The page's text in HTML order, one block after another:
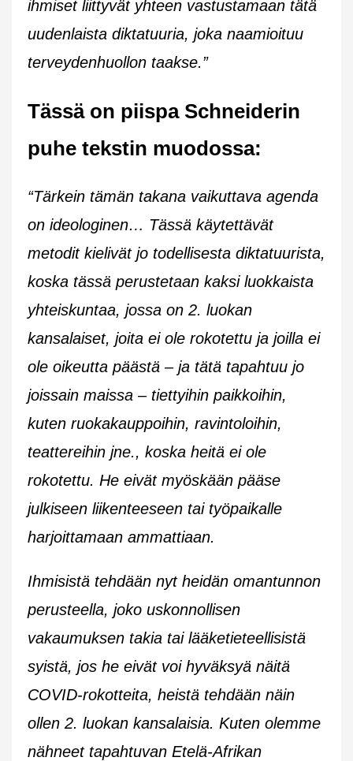
ihmiset liittyvät yhteen vastustamaan tätä
uudenlaista diktatuuria, joka naamioituu
terveydenhuollon taakse.”
Tässä on piispa Schneiderin
puhe tekstin muodossa:
“Tärkein tämän takana vaikuttava agenda
on ideologinen… Tässä käytettävät
metodit kielivät jo todellisesta diktatuurista,
koska tässä perustetaan kaksi luokkaista
yhteiskuntaa, jossa on 2. luokan
kansalaiset, joita ei ole rokotettu ja joilla ei
ole oikeutta päästä – ja tätä tapahtuu jo
joissain maissa – tiettyihin paikkoihin,
kuten ruokakauppoihin, ravintoloihin,
teattereihin jne., koska heitä ei ole
rokotettu. He eivät myöskään pääse
julkiseen liikenteeseen tai työpaikalle
harjoittamaan ammattiaan.
Ihmisistä tehdään nyt heidän omantunnon
perusteella, joko uskonnollisen
vakaumuksen takia tai lääketieteellisistä
syistä, jos he eivät voi hyväksyä näitä
COVID-rokotteita, heistä tehdään näin
ollen 2. luokan kansalaisia. Kuten olemme
nähneet tapahtuvan Etelä-Afrikan